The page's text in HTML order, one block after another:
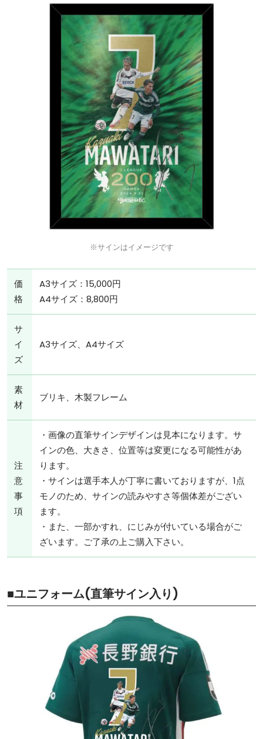
※サインはイメージです
価
格
A3サイズ：15,000円
A4サイズ：8,800円
サ
イ
ズ
A3サイズ、A4サイズ
素
材
ブリキ、木製フレーム
注
意
事
項
・画像の直筆サインデザインは見本になります。サ
インの色、大きさ、位置等は変更になる可能性があ
ります。
・サインは選手本人が丁寧に書いておりますが、1点
モノのため、サインの読みやすさ等個体差がござい
ます。
・また、一部かすれ、にじみが付いている場合がご
ざいます。ご了承の上ご購入下さい。
■ユニフォーム(直筆サイン入り)